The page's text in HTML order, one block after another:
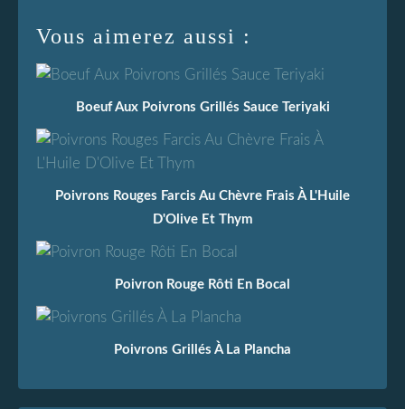
Vous aimerez aussi :
Boeuf Aux Poivrons Grillés Sauce Teriyaki
Poivrons Rouges Farcis Au Chèvre Frais À L'Huile
D'Olive Et Thym
Poivron Rouge Rôti En Bocal
Poivrons Grillés À La Plancha